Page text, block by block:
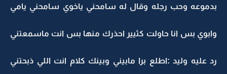
بدموعه وحب رجله وقال له سامحني ياخوي سامحني يامي
وابوي بس انا حاولت كثيير احذرك منها بس انت ماسمعتني
رد عليه وليد :اطلع برا مابيني وبينك كلام انت اللي ذبحتني